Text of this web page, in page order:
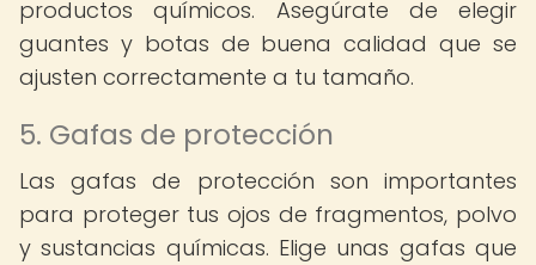
productos químicos. Asegúrate de elegir
guantes y botas de buena calidad que se
ajusten correctamente a tu tamaño.
5. Gafas de protección
Las gafas de protección son importantes
para proteger tus ojos de fragmentos, polvo
y sustancias químicas. Elige unas gafas que